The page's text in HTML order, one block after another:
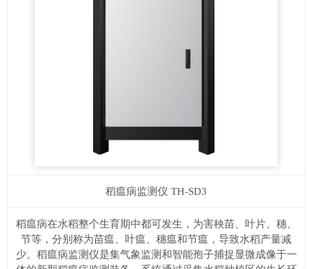
稻瘟病监测仪 TH-SD3
稻瘟病在水稻整个生育期中都可发生，为害秧苗、叶片、穗、
节等，分别称为苗瘟、叶瘟、穗瘟和节瘟，导致水稻产量减
少。稻瘟病监测仪是集气象监测和智能孢子捕捉显微成像于一